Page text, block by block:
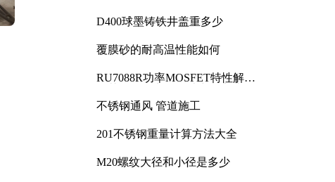
D400球墨铸铁井盖重多少
覆膜砂的耐高温性能如何
RU7088R功率MOSFET特性解析
不锈钢通风 管道施工
201不锈钢重量计算方法大全
M20螺纹大径和小径是多少